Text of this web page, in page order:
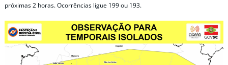
próximas 2 horas. Ocorrências ligue 199 ou 193.